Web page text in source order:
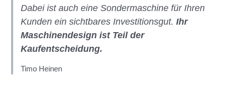
Dabei ist auch eine Sondermaschine für Ihren
Kunden ein sichtbares Investitionsgut. Ihr
Maschinendesign ist Teil der
Kaufentscheidung.
Timo Heinen